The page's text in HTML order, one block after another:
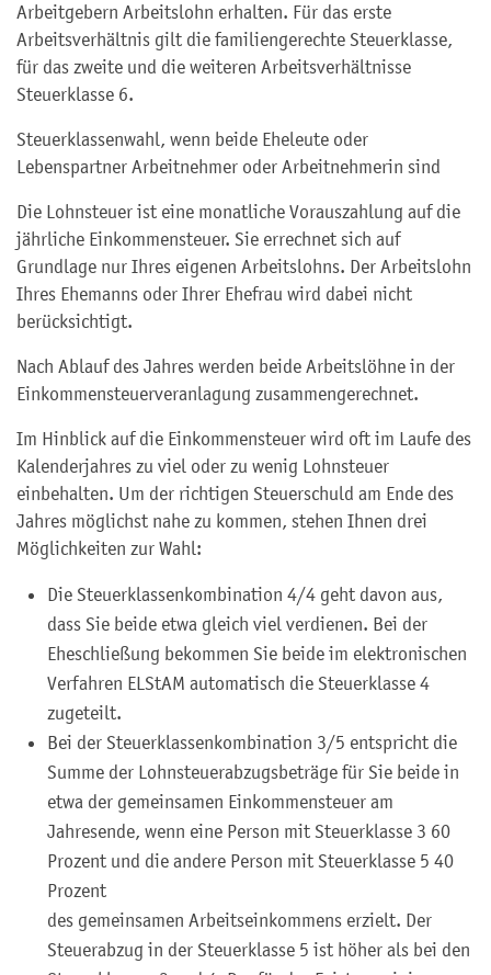
Arbeitgebern Arbeitslohn erhalten. Für das erste
Arbeitsverhältnis gilt die familiengerechte Steuerklasse,
für das zweite und die weiteren Arbeitsverhältnisse
Steuerklasse 6.
Steuerklassenwahl, wenn beide Eheleute oder
Lebenspartner Arbeitnehmer oder Arbeitnehmerin sind
Die Lohnsteuer ist eine monatliche Vorauszahlung auf die
jährliche Einkommensteuer. Sie errechnet sich auf
Grundlage nur Ihres eigenen Arbeitslohns. Der Arbeitslohn
Ihres Ehemanns oder Ihrer Ehefrau wird dabei nicht
berücksichtigt.
Nach Ablauf des Jahres werden beide Arbeitslöhne in der
Einkommensteuerveranlagung zusammengerechnet.
Im Hinblick auf die Einkommensteuer wird oft im Laufe des
Kalenderjahres zu viel oder zu wenig Lohnsteuer
einbehalten. Um der richtigen Steuerschuld am Ende des
Jahres möglichst nahe zu kommen, stehen Ihnen drei
Möglichkeiten zur Wahl:
Die Steuerklassenkombination 4/4 geht davon aus,
dass Sie beide etwa gleich viel verdienen. Bei der
Eheschließung bekommen Sie beide im elektronischen
Verfahren ELStAM automatisch die Steuerklasse 4
zugeteilt.
Bei der Steuerklassenkombination 3/5 entspricht die
Summe der Lohnsteuerabzugsbeträge für Sie beide in
etwa der gemeinsamen Einkommensteuer am
Jahresende, wenn eine Person mit Steuerklasse 3 60
Prozent und die andere Person mit Steuerklasse 5 40
Prozent
des gemeinsamen Arbeitseinkommens erzielt. Der
Steuerabzug in der Steuerklasse 5 ist höher als bei den